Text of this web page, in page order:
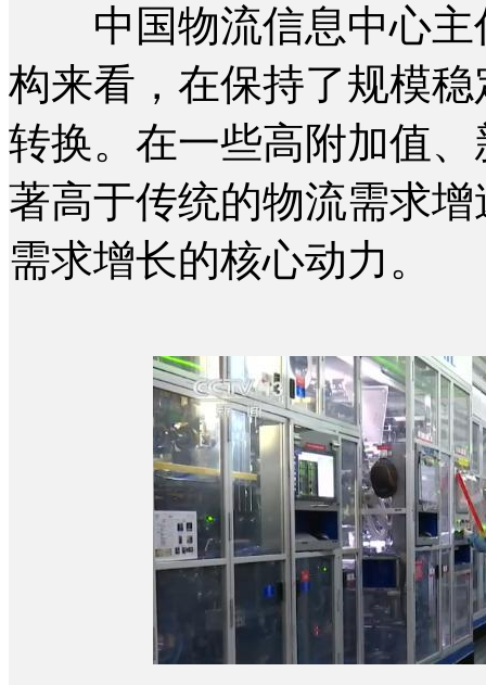
中国物流信息中心主
构来看，在保持了规模
转换。在一些高附加值
著高于传统的物流需求
需求增长的核心动力。